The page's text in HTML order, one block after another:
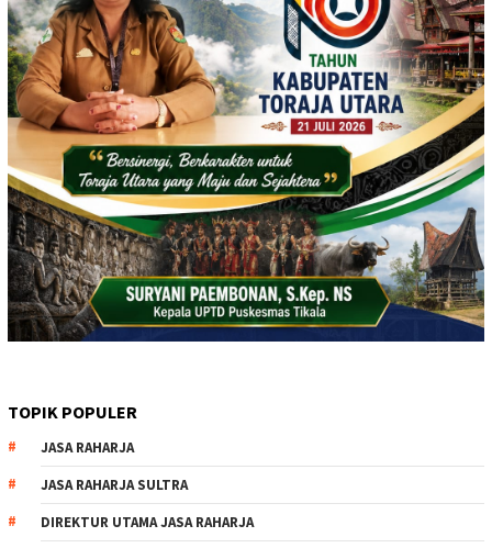
TOPIK POPULER
JASA RAHARJA
JASA RAHARJA SULTRA
DIREKTUR UTAMA JASA RAHARJA